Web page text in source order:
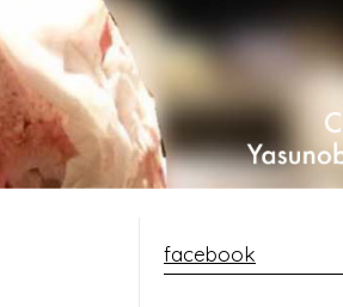
facebook